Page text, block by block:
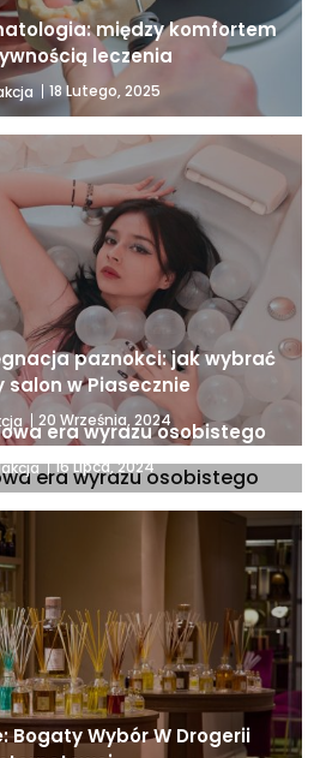
między komfortem
leczenia
18 Lutego, 2025
paznokci: jak wybrać
salon w Piasecznie
20 Września, 2024
era wyrazu osobistego
16 Lipca, 2024
Bogaty Wybór W Drogerii